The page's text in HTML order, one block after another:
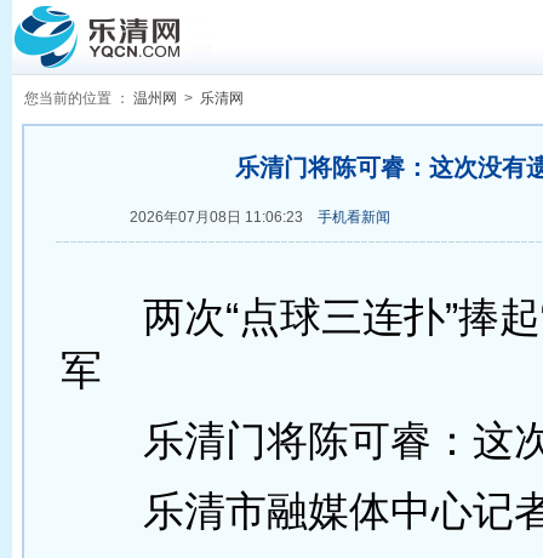
您当前的位置 ： 温州网 > 乐清网
乐清门将陈可睿：这次没有
2026年07月08日 11:06:23 手机看新闻
两次“点球三连扑”捧起
军
乐清门将陈可睿：这
乐清市融媒体中心记